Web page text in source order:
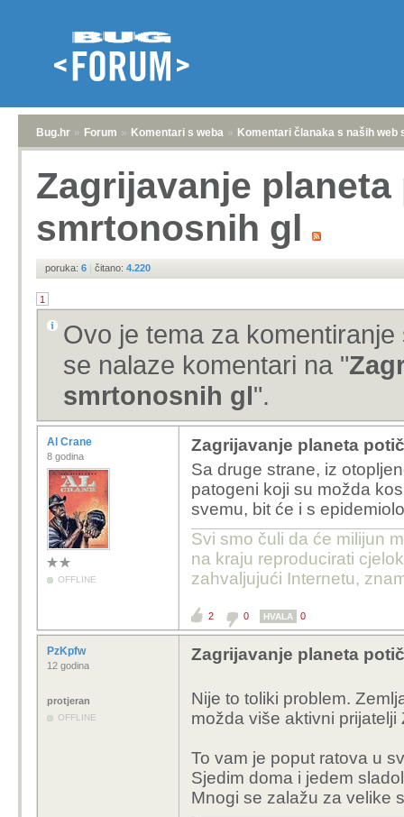
Bug.hr » Forum » Komentari s weba » Komentari članaka s naših web
Zagrijavanje
smrtonosnih gl
poruka: 6 | čitano: 4.220
1
Ovo je tema za
se nalaze komentari na "
smrtonosnih gl".
Al Crane
8 godina
OFFLINE
Zagrijavanje planeta
Sa druge strane, iz
patogeni koji su možda
svemu, bit će i s
Svi smo čuli da će milijun
na kraju reproducirati
zahvaljujući Internetu,
2 0 HVALA 0
PzKpfw
12 godina
protjeran
OFFLINE
Zagrijavanje planeta
Nije to toliki problem.
možda više aktivni
To vam je poput ratova u
Sjedim doma i jedem
Mnogi se zalažu za velike